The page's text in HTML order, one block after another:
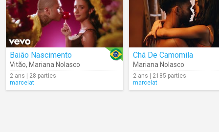
Baião Nascimento
Vitão, Mariana Nolasco
2 ans | 28 parties
marcelat
Chá De Camomila
Mariana Nolasco
2 ans | 2185 parties
marcelat